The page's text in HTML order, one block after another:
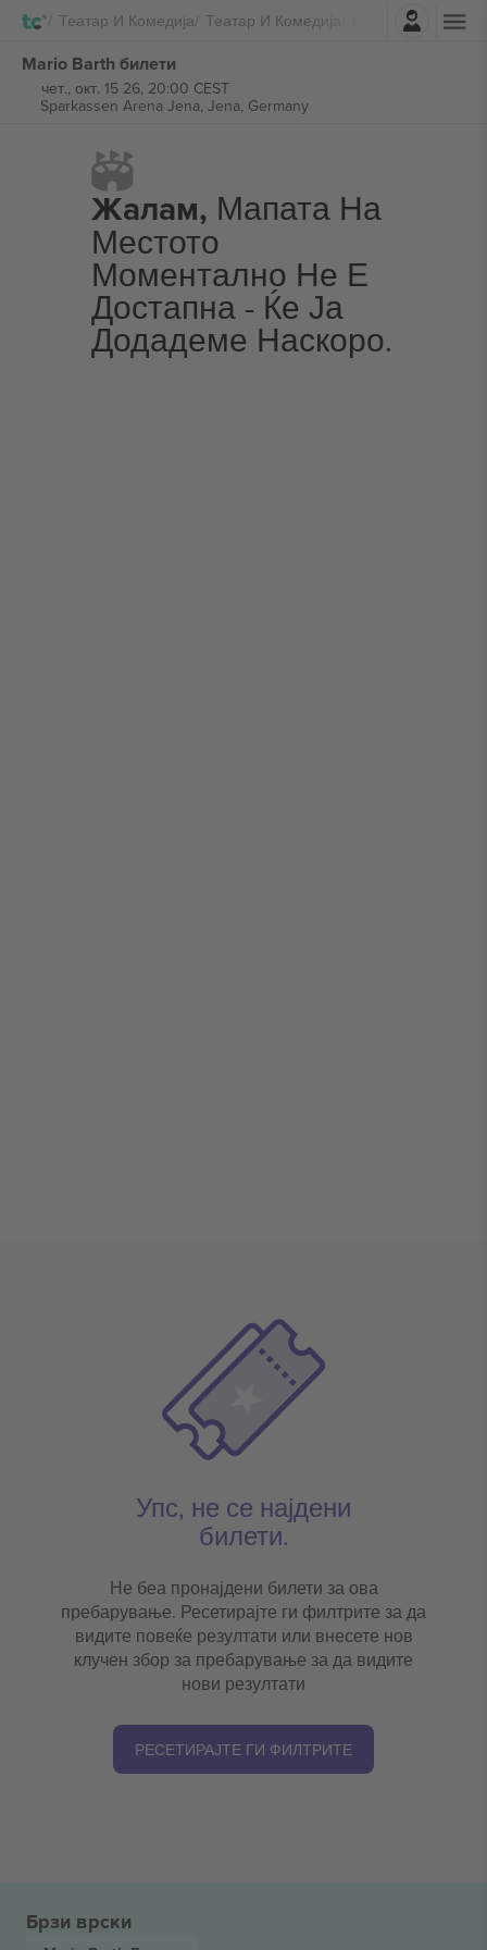
Театар И Комедија Театар И Комедија Mario Barth
Најави се
Mario Barth билети
чет., окт. 15 26, 20:00 CEST
Sparkassen Arena Jena, Jena, Germany
Жалам, Мапата На
Местото
Моментално Не Е
Достапна - Ќе Ја
Додадеме Наскоро.
Упс, не се најдени
билети.
Не беа пронајдени билети за ова
пребарување. Ресетирајте ги филтрите за да
видите повеќе резултати или внесете нов
клучен збор за пребарување за да видите
нови резултати
РЕСЕТИРАЈТЕ ГИ ФИЛТРИТЕ
Брзи врски